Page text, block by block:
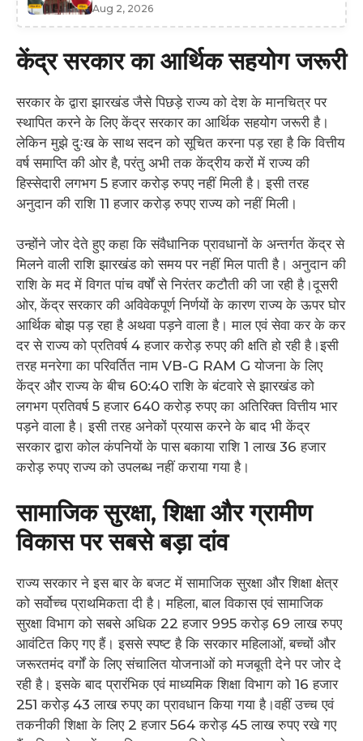
उम्मीद
Aug 2, 2026
केंद्र सरकार का आर्थिक सहयोग जरूरी
सरकार के द्वारा झारखंड जैसे पिछड़े राज्य को देश के मानचित्र पर
स्थापित करने के लिए केंद्र सरकार का आर्थिक सहयोग जरूरी है।
लेकिन मुझे दुःख के साथ सदन को सूचित करना पड़ रहा है कि वित्तीय
वर्ष समाप्ति की ओर है, परंतु अभी तक केंद्रीय करों में राज्य की
हिस्सेदारी लगभग 5 हजार करोड़ रुपए नहीं मिली है। इसी तरह
अनुदान की राशि 11 हजार करोड़ रुपए राज्य को नहीं मिली।
उन्होंने जोर देते हुए कहा कि संवैधानिक प्रावधानों के अन्तर्गत केंद्र से
मिलने वाली राशि झारखंड को समय पर नहीं मिल पाती है। अनुदान की
राशि के मद में विगत पांच वर्षों से निरंतर कटौती की जा रही है।दूसरी
ओर, केंद्र सरकार की अविवेकपूर्ण निर्णयों के कारण राज्य के ऊपर घोर
आर्थिक बोझ पड़ रहा है अथवा पड़ने वाला है। माल एवं सेवा कर के कर
दर से राज्य को प्रतिवर्ष 4 हजार करोड़ रुपए की क्षति हो रही है।इसी
तरह मनरेगा का परिवर्तित नाम VB-G RAM G योजना के लिए
केंद्र और राज्य के बीच 60:40 राशि के बंटवारे से झारखंड को
लगभग प्रतिवर्ष 5 हजार 640 करोड़ रुपए का अतिरिक्त वित्तीय भार
पड़ने वाला है। इसी तरह अनेकों प्रयास करने के बाद भी केंद्र
सरकार द्वारा कोल कंपनियों के पास बकाया राशि 1 लाख 36 हजार
करोड़ रुपए राज्य को उपलब्ध नहीं कराया गया है।
सामाजिक सुरक्षा, शिक्षा और ग्रामीण
विकास पर सबसे बड़ा दांव
राज्य सरकार ने इस बार के बजट में सामाजिक सुरक्षा और शिक्षा क्षेत्र
को सर्वोच्च प्राथमिकता दी है। महिला, बाल विकास एवं सामाजिक
सुरक्षा विभाग को सबसे अधिक 22 हजार 995 करोड़ 69 लाख रुपए
आवंटित किए गए हैं। इससे स्पष्ट है कि सरकार महिलाओं, बच्चों और
जरूरतमंद वर्गों के लिए संचालित योजनाओं को मजबूती देने पर जोर दे
रही है। इसके बाद प्रारंभिक एवं माध्यमिक शिक्षा विभाग को 16 हजार
251 करोड़ 43 लाख रुपए का प्रावधान किया गया है।वहीं उच्च एवं
तकनीकी शिक्षा के लिए 2 हजार 564 करोड़ 45 लाख रुपए रखे गए